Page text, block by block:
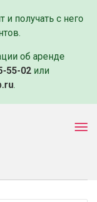
получать с него
об аренде
55-02 или
.